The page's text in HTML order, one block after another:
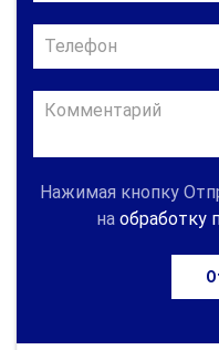
Нажимая кнопку
на обработку